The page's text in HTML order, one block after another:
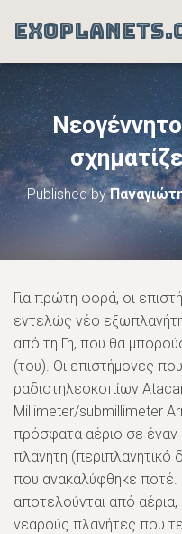
Published by
Για πρώτη φορά, οι
εντελώς νέο
από τη Γη, που θα
(του). Οι επιστήμονες
ραδιοτηλεσκοπίων
Millimeter/submillimeter
πρόσφατα αέριο σε
πλανήτη (περιπλανητικό
που ανακαλύφθηκε ποτέ.
αποτελούνται από αέρια,
νεαρούς πλανήτες που